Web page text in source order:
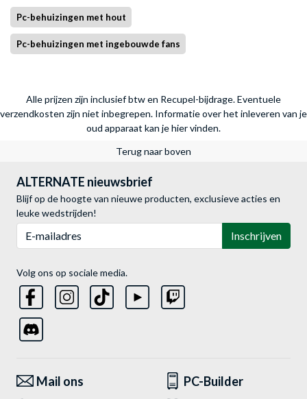
Pc-behuizingen met hout
Pc-behuizingen met ingebouwde fans
Alle prijzen zijn inclusief btw en Recupel-bijdrage. Eventuele
verzendkosten zijn niet inbegrepen. Informatie over het inleveren van je
oud apparaat kan je hier vinden.
Terug naar boven
ALTERNATE nieuwsbrief
Blijf op de hoogte van nieuwe producten, exclusieve acties en
leuke wedstrijden!
Inschrijven
Volg ons op sociale media.
Mail ons
PC-Builder